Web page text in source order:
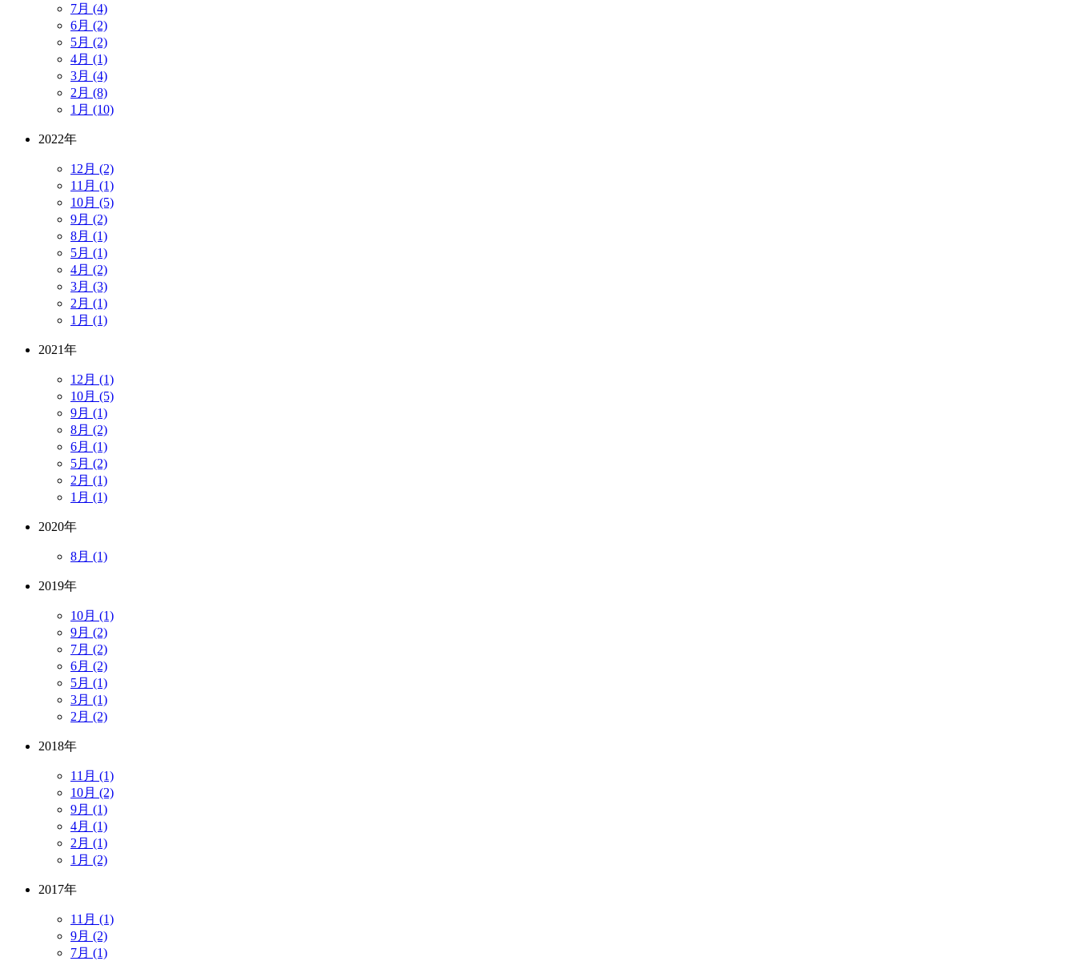
7月 (4)
6月 (2)
5月 (2)
4月 (1)
3月 (4)
2月 (8)
1月 (10)
2022年
12月 (2)
11月 (1)
10月 (5)
9月 (2)
8月 (1)
5月 (1)
4月 (2)
3月 (3)
2月 (1)
1月 (1)
2021年
12月 (1)
10月 (5)
9月 (1)
8月 (2)
6月 (1)
5月 (2)
2月 (1)
1月 (1)
2020年
8月 (1)
2019年
10月 (1)
9月 (2)
7月 (2)
6月 (2)
5月 (1)
3月 (1)
2月 (2)
2018年
11月 (1)
10月 (2)
9月 (1)
4月 (1)
2月 (1)
1月 (2)
2017年
11月 (1)
9月 (2)
7月 (1)